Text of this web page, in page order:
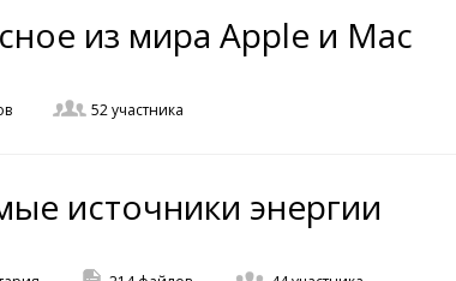
из мира Apple и Mac
52участника
источники энергии